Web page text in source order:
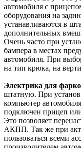
автомобиля с
оборудования на
устанавливаются в
дополнительных
Очень часто при
бампера в местах
автомобиля. При
на тип крюка, на
Электрика для
штатную. При
компьютер
подключен прицеп
Это позволяет
АКПП. Так же при
пользоваться всеми